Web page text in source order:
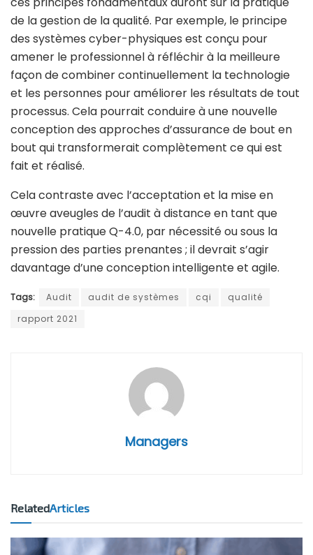
de la gestion de la qualité. Par exemple, le principe
des systèmes cyber-physiques est conçu pour
amener le professionnel à réfléchir à la meilleure
façon de combiner continuellement la technologie
et les personnes pour améliorer les résultats de tout
processus. Cela pourrait conduire à une nouvelle
conception des approches d’assurance de bout en
bout qui transformerait complètement ce qui est
fait et réalisé.
Cela contraste avec l’acceptation et la mise en
œuvre aveugles de l’audit à distance en tant que
nouvelle pratique Q-4.0, par nécessité ou sous la
pression des parties prenantes ; il devrait s’agir
davantage d’une conception intelligente et agile.
Tags: Audit audit de systèmes cqi
qualité
rapport 2021
Managers
RelatedArticles